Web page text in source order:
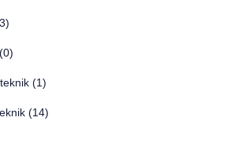
(1)
(14)